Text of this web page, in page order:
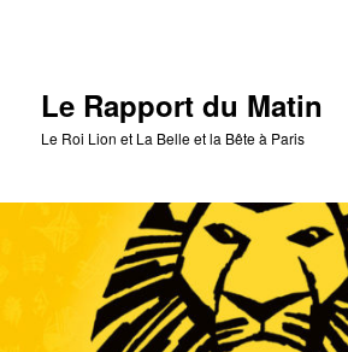
Le Rapport du Matin
Le Roi Lion et La Belle et la Bête à Paris